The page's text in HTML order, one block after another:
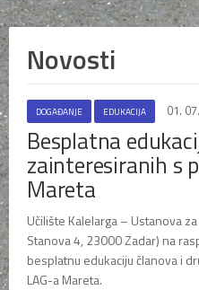
Novosti
DOGAĐANJE EDUKACIJA 01.
Besplatna
zainteresiranih s
Mareta
Učilište Kalelarga – Ustanova
Stanova 4, 23000 Zadar) na
besplatnu edukaciju članova i
LAG-a Mareta.